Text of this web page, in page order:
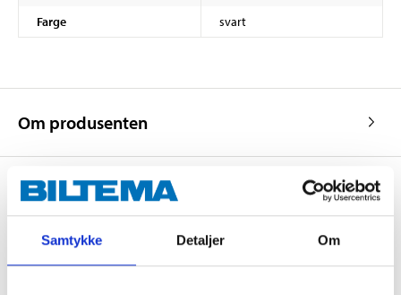
Samtykke Detaljer Om
Farge
svart
Om produsenten